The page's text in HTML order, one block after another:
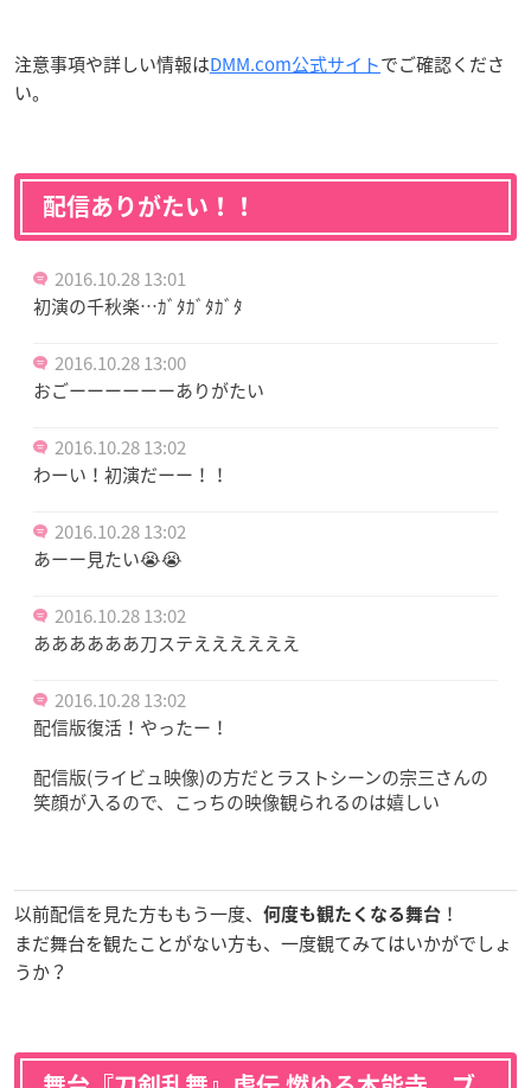
注意事項や詳しい情報はDMM.com公式サイトでご確認くださ
い。
配信ありがたい！！
2016.10.28 13:01
初演の千秋楽…ｶﾞﾀｶﾞﾀｶﾞﾀ
2016.10.28 13:00
おごーーーーーーありがたい
2016.10.28 13:02
わーい！初演だーー！！
2016.10.28 13:02
あーー見たい😭😭
2016.10.28 13:02
ああああああ刀ステええええええ
2016.10.28 13:02
配信版復活！やったー！
配信版(ライビュ映像)の方だとラストシーンの宗三さんの
笑顔が入るので、こっちの映像観られるのは嬉しい
以前配信を見た方ももう一度、 何度も観たくなる舞台 ！
まだ舞台を観たことがない方も、一度観てみてはいかがでしょ
うか？